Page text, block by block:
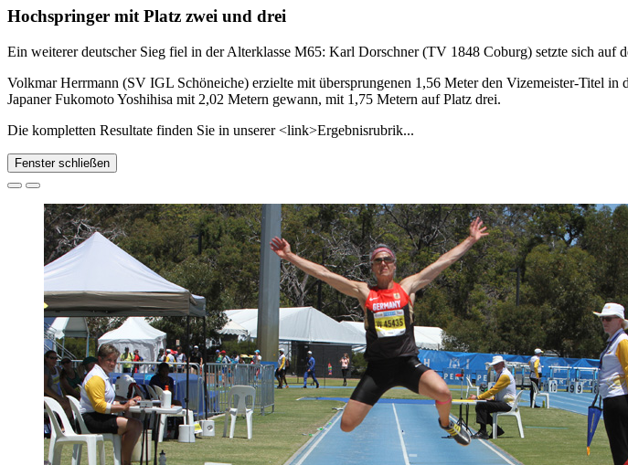
Hochspringer mit Platz zwei und drei
Ein weiterer deutscher Sieg fiel in der Alterklasse M65: Karl Dorschner (TV 1848 Coburg) setzte sich auf
Volkmar Herrmann (SV IGL Schöneiche) erzielte mit übersprungenen 1,56 Meter den Vizemeister-Titel
Japaner Fukomoto Yoshihisa mit 2,02 Metern gewann, mit 1,75 Metern auf Platz drei.
Die kompletten Resultate finden Sie in unserer <link>Ergebnisrubrik...
Fenster schließen